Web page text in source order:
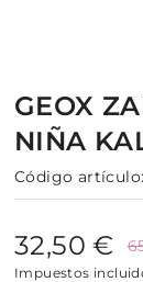
GEOX
NIÑA
Código artículo:
32,50 €
Impuestos